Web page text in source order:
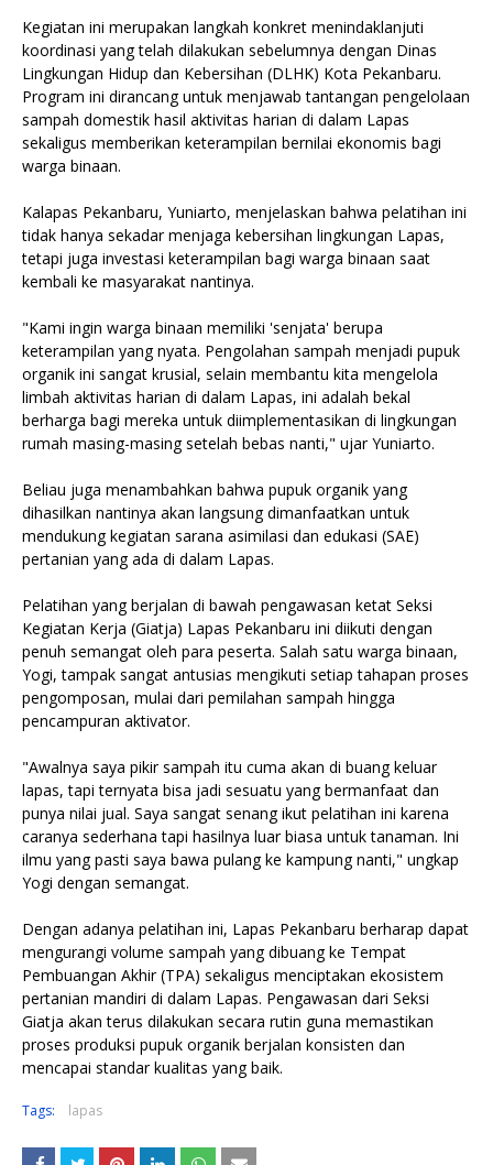
Kegiatan ini merupakan langkah konkret menindaklanjuti
koordinasi yang telah dilakukan sebelumnya dengan Dinas
Lingkungan Hidup dan Kebersihan (DLHK) Kota Pekanbaru.
Program ini dirancang untuk menjawab tantangan pengelolaan
sampah domestik hasil aktivitas harian di dalam Lapas
sekaligus memberikan keterampilan bernilai ekonomis bagi
warga binaan.
Kalapas Pekanbaru, Yuniarto, menjelaskan bahwa pelatihan ini
tidak hanya sekadar menjaga kebersihan lingkungan Lapas,
tetapi juga investasi keterampilan bagi warga binaan saat
kembali ke masyarakat nantinya.
"Kami ingin warga binaan memiliki 'senjata' berupa
keterampilan yang nyata. Pengolahan sampah menjadi pupuk
organik ini sangat krusial, selain membantu kita mengelola
limbah aktivitas harian di dalam Lapas, ini adalah bekal
berharga bagi mereka untuk diimplementasikan di lingkungan
rumah masing-masing setelah bebas nanti," ujar Yuniarto.
Beliau juga menambahkan bahwa pupuk organik yang
dihasilkan nantinya akan langsung dimanfaatkan untuk
mendukung kegiatan sarana asimilasi dan edukasi (SAE)
pertanian yang ada di dalam Lapas.
Pelatihan yang berjalan di bawah pengawasan ketat Seksi
Kegiatan Kerja (Giatja) Lapas Pekanbaru ini diikuti dengan
penuh semangat oleh para peserta. Salah satu warga binaan,
Yogi, tampak sangat antusias mengikuti setiap tahapan proses
pengomposan, mulai dari pemilahan sampah hingga
pencampuran aktivator.
"Awalnya saya pikir sampah itu cuma akan di buang keluar
lapas, tapi ternyata bisa jadi sesuatu yang bermanfaat dan
punya nilai jual. Saya sangat senang ikut pelatihan ini karena
caranya sederhana tapi hasilnya luar biasa untuk tanaman. Ini
ilmu yang pasti saya bawa pulang ke kampung nanti," ungkap
Yogi dengan semangat.
Dengan adanya pelatihan ini, Lapas Pekanbaru berharap dapat
mengurangi volume sampah yang dibuang ke Tempat
Pembuangan Akhir (TPA) sekaligus menciptakan ekosistem
pertanian mandiri di dalam Lapas. Pengawasan dari Seksi
Giatja akan terus dilakukan secara rutin guna memastikan
proses produksi pupuk organik berjalan konsisten dan
mencapai standar kualitas yang baik.
Tags: lapas